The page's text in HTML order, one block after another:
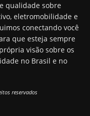
qualidade sobre
eletromobilidade e
conectando você
que esteja sempre
visão sobre os
no Brasil e no
reservados